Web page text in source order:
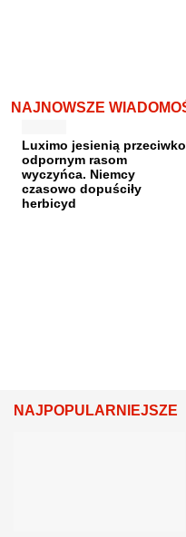
NAJNOWSZE
Luximo jesienią przeciwko
odpornym rasom
wyczyńca. Niemcy
czasowo dopuściły
herbicyd
NAJPOPULARNIEJSZE